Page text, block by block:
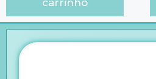
carrinho